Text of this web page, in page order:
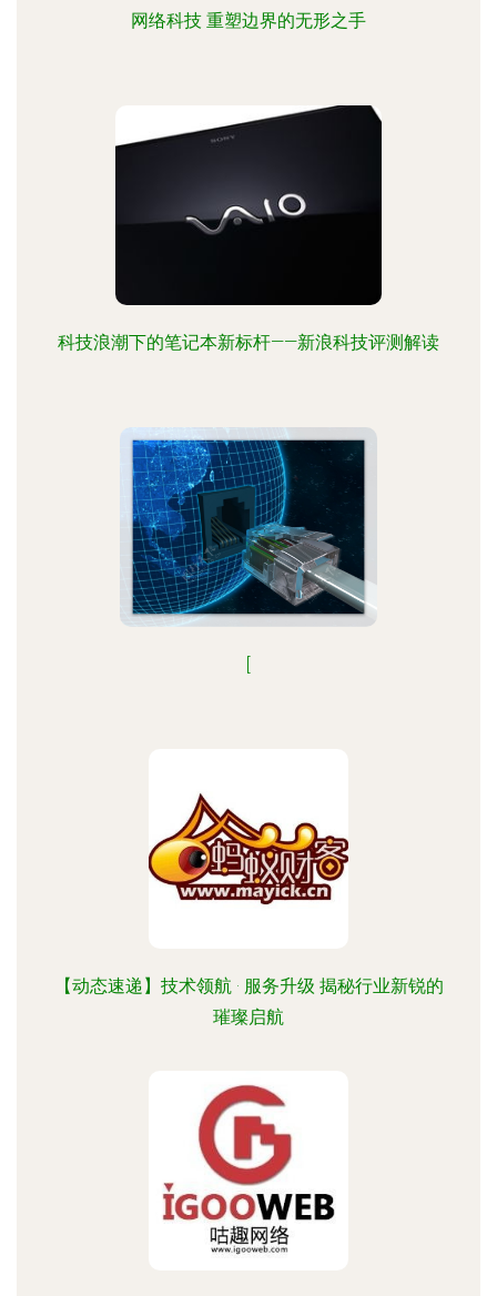
网络科技 重塑边界的无形之手
科技浪潮下的笔记本新标杆——新浪科技评测解读
[
【动态速递】技术领航 · 服务升级 揭秘行业新锐的
璀璨启航